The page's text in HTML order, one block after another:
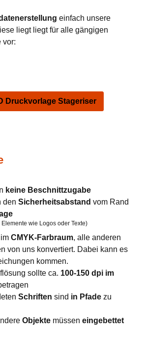
einfach unsere
liegt liegt für alle gängigen
vor:
Druckvorlage Stageriser
keine Beschnittzugabe
den Sicherheitsabstand vom Rand
wie Logos oder Texte)
CMYK-Farbraum, alle anderen
von uns konvertiert. Dabei kann es
kommen.
sollte ca. 100-150 dpi im
Schriften sind in Pfade zu
Objekte müssen eingebettet